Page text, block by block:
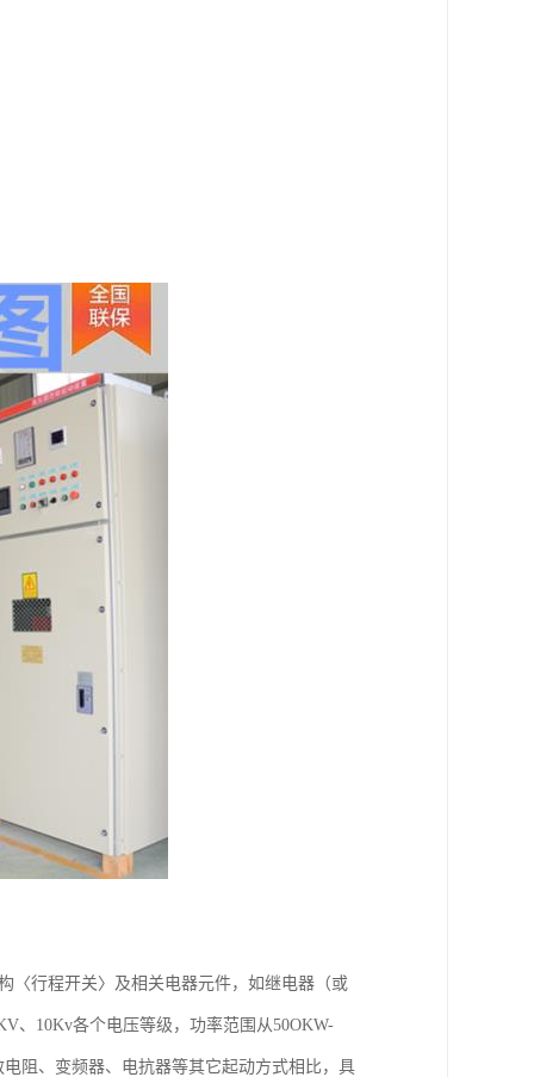
〈行程开关〉及相关电器元件，如继电器（或
、10Kv各个电压等级，功率范围从50OKW-
阻、变频器、电抗器等其它起动方式相比，具